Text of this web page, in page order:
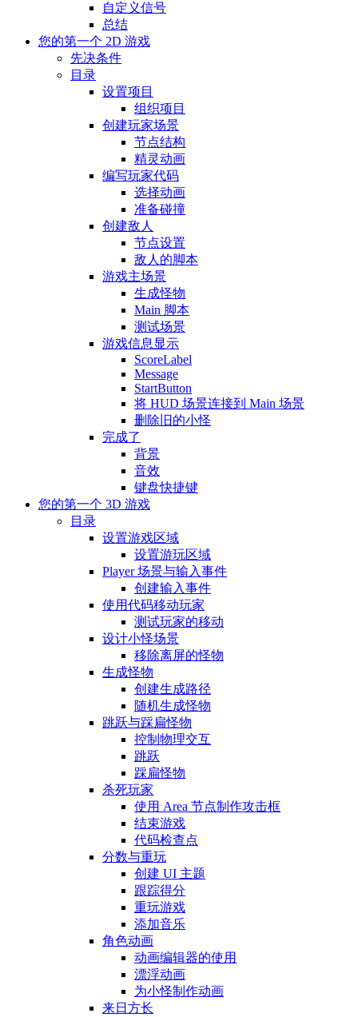
自定义信号
总结
您的第一个 2D 游戏
先决条件
目录
设置项目
组织项目
创建玩家场景
节点结构
精灵动画
编写玩家代码
选择动画
准备碰撞
创建敌人
节点设置
敌人的脚本
游戏主场景
生成怪物
Main 脚本
测试场景
游戏信息显示
ScoreLabel
Message
StartButton
将 HUD 场景连接到 Main 场景
删除旧的小怪
完成了
背景
音效
键盘快捷键
您的第一个 3D 游戏
目录
设置游戏区域
设置游玩区域
Player 场景与输入事件
创建输入事件
使用代码移动玩家
测试玩家的移动
设计小怪场景
移除离屏的怪物
生成怪物
创建生成路径
随机生成怪物
跳跃与踩扁怪物
控制物理交互
跳跃
踩扁怪物
杀死玩家
使用 Area 节点制作攻击框
结束游戏
代码检查点
分数与重玩
创建 UI 主题
跟踪得分
重玩游戏
添加音乐
角色动画
动画编辑器的使用
漂浮动画
为小怪制作动画
来日方长